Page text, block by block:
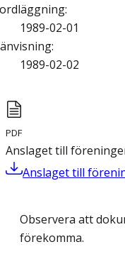
:
1989-02-01
:
1989-02-02
PDF
Anslaget till
Anslaget till
Observera att
förekomma.